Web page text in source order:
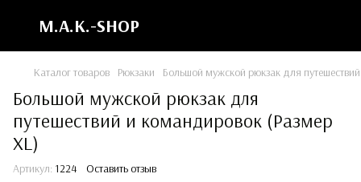
M.A.K.-SHOP
Каталог товаров Рюкзаки Большой мужской рюкзак для
Большой мужской рюкзак для
путешествий и командировок (Размер
XL)
Артикул: 1224 Оставить отзыв